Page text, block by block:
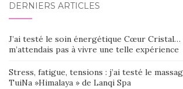
DERNIERS ARTICLES
J’ai testé le soin énergétique Cœur Cristal…
m’attendais pas à vivre une telle expérience
Stress, fatigue, tensions : j’ai testé le
TuiNa »Himalaya » de Lanqi Spa